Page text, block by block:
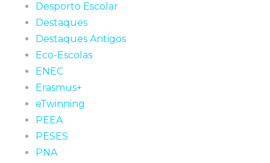
Desporto Escolar
Destaques
Destaques Antigos
Eco-Escolas
ENEC
Erasmus+
eTwinning
PEEA
PESES
PNA